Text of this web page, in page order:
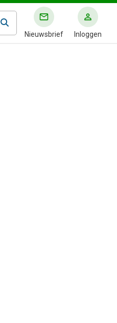
Nieuwsbrief Inloggen